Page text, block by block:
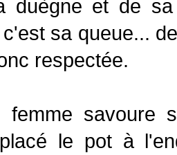
duègne et de sa
sa queue...
respectée.
femme savoure
le pot à